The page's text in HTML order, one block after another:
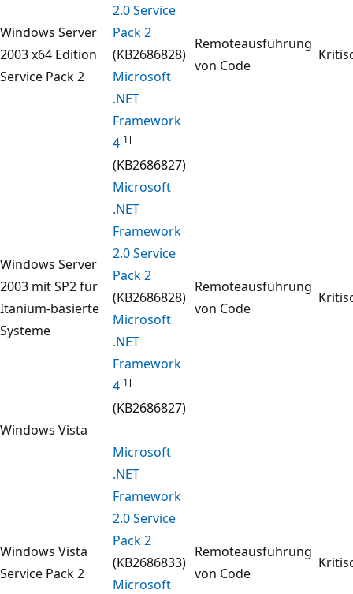
Windows Server
2003 x64 Edition
Service Pack 2
2.0 Service
Pack 2
(KB2686828)
Microsoft
.NET
Framework
4[1]
(KB2686827)
Remoteausführung
von Code
Windows Server
2003 mit SP2 für
Itanium-basierte
Systeme
Microsoft
.NET
Framework
2.0 Service
Pack 2
(KB2686828)
Microsoft
.NET
Framework
4[1]
(KB2686827)
Remoteausführung
von Code
Windows Vista
Windows Vista
Service Pack 2
Microsoft
.NET
Framework
2.0 Service
Pack 2
(KB2686833)
Microsoft
Remoteausführung
von Code